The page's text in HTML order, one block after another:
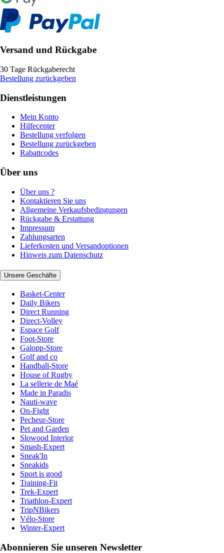
Versand und Rückgabe
30 Tage Rückgaberecht
Bestellung zurückgeben
Dienstleistungen
Mein Konto
Hilfecenter
Bestellung verfolgen
Bestellung zurückgeben
Rabattcodes
Über uns
Über uns ?
Kontaktieren Sie uns
Allgemeine Verkaufsbedingungen
Rückgabe & Erstattung
Impressum
Zahlungsarten
Lieferkosten und Versandoptionen
Hinweis zum Datenschutz
Unsere Geschäfte
Basket-Center
Daily Bikers
Direct Running
Direct-Volley
Espace Golf
Foot-Store
Galopp-Store
Golf and co
Handball-Store
House of Rugby
La sellerie de Maé
Made in Paradis
Nauti-wave
On-Fight
Pecheur-Store
Pet and Garden
Slowood Interior
Smash-Expert
Sneak'In
Sneakids
Sport is good
Training-Fit
Trek-Expert
Triathlon-Expert
TripNBikers
Vélo-Store
Winter-Expert
Abonnieren Sie unseren Newsletter